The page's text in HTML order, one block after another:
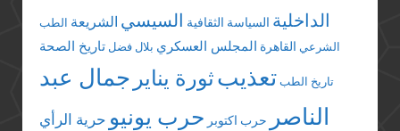
الداخلية السياسة الثقافية السيسي الشريعة الطب
الشرعي القاهرة المجلس العسكري بلال فضل تاريخ الصحة
تاريخ الطب تعذيبثورة يناير جمال عبد
الناصر
حرب اكتوبر حرب يونيو حرية الرأي